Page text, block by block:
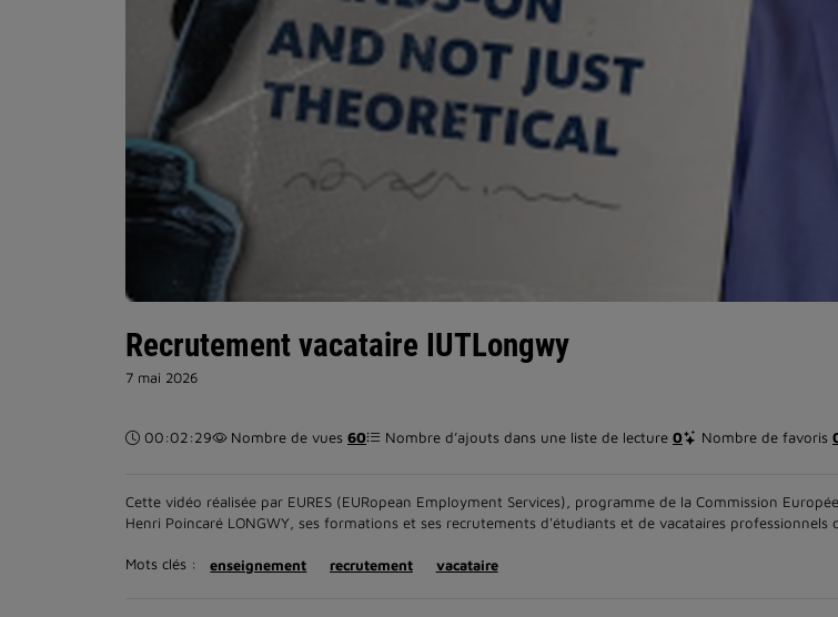
la
Recrutement vacataire IUTLongwy
7 mai 2026
Durée :
00:02:29 Nombre de vues 60 Nombre d’ajouts dans une liste de lecture 0 Nombre de favoris
Cette vidéo réalisée par EURES (EURopean Employment Services), programme de la Commission
Henri Poincaré LONGWY, ses formations et ses recrutements d'étudiants et de vacataires
Mots clés : enseignement recrutement vacataire